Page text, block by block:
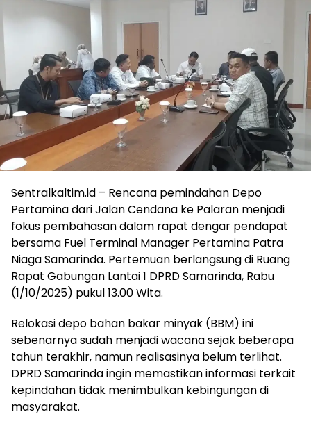
Sentralkaltim.id – Rencana pemindahan Depo
Pertamina dari Jalan Cendana ke Palaran menjadi
fokus pembahasan dalam rapat dengar pendapat
bersama Fuel Terminal Manager Pertamina Patra
Niaga Samarinda. Pertemuan berlangsung di Ruang
Rapat Gabungan Lantai 1 DPRD Samarinda, Rabu
(1/10/2025) pukul 13.00 Wita.
Relokasi depo bahan bakar minyak (BBM) ini
sebenarnya sudah menjadi wacana sejak beberapa
tahun terakhir, namun realisasinya belum terlihat.
DPRD Samarinda ingin memastikan informasi terkait
kepindahan tidak menimbulkan kebingungan di
masyarakat.